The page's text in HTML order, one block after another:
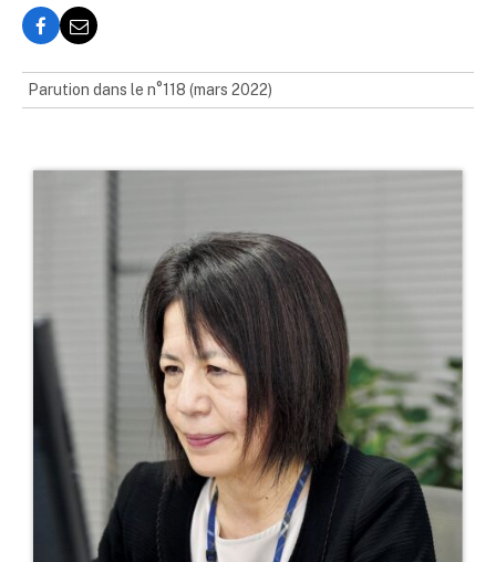
Parution dans le n°118 (mars 2022)